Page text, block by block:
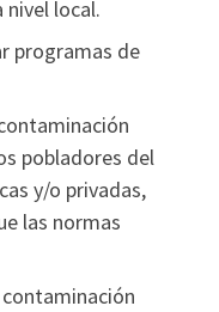
local.
programas de
pobladores del
y/o privadas,
las normas